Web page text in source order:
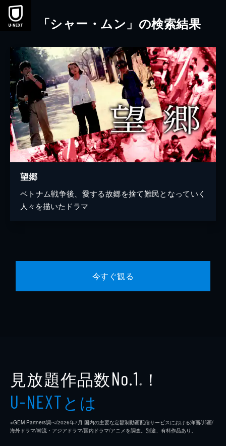
本文へスキップ
「シャー・ムン」の検索結果
望郷
ベトナム戦争後、愛する故郷を捨て難民となっていく
人々を描いたドラマ
今すぐ観る
見放題作品数No.1 ※ ！
U-NEXTとは
※GEM Partners調べ/2026年7⽉ 国内の主要な定額制動画配信サービスにおける洋画/邦画/
海外ドラマ/韓流・アジアドラマ/国内ドラマ/アニメを調査。別途、有料作品あり。